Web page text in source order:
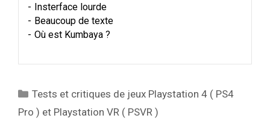
Insterface lourde
Beaucoup de texte
Où est Kumbaya ?
Catégories
Tests et critiques de jeux Playstation 4 ( PS4
Pro ) et Playstation VR ( PSVR )